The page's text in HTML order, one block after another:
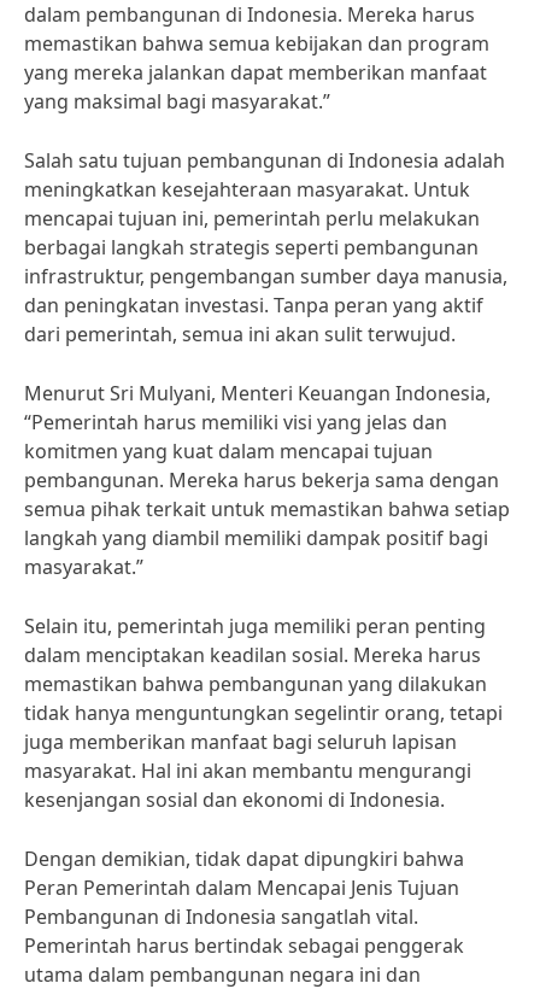
dalam pembangunan di Indonesia. Mereka harus
memastikan bahwa semua kebijakan dan program
yang mereka jalankan dapat memberikan manfaat
yang maksimal bagi masyarakat.”
Salah satu tujuan pembangunan di Indonesia adalah
meningkatkan kesejahteraan masyarakat. Untuk
mencapai tujuan ini, pemerintah perlu melakukan
berbagai langkah strategis seperti pembangunan
infrastruktur, pengembangan sumber daya manusia,
dan peningkatan investasi. Tanpa peran yang aktif
dari pemerintah, semua ini akan sulit terwujud.
Menurut Sri Mulyani, Menteri Keuangan Indonesia,
“Pemerintah harus memiliki visi yang jelas dan
komitmen yang kuat dalam mencapai tujuan
pembangunan. Mereka harus bekerja sama dengan
semua pihak terkait untuk memastikan bahwa setiap
langkah yang diambil memiliki dampak positif bagi
masyarakat.”
Selain itu, pemerintah juga memiliki peran penting
dalam menciptakan keadilan sosial. Mereka harus
memastikan bahwa pembangunan yang dilakukan
tidak hanya menguntungkan segelintir orang, tetapi
juga memberikan manfaat bagi seluruh lapisan
masyarakat. Hal ini akan membantu mengurangi
kesenjangan sosial dan ekonomi di Indonesia.
Dengan demikian, tidak dapat dipungkiri bahwa
Peran Pemerintah dalam Mencapai Jenis Tujuan
Pembangunan di Indonesia sangatlah vital.
Pemerintah harus bertindak sebagai penggerak
utama dalam pembangunan negara ini dan